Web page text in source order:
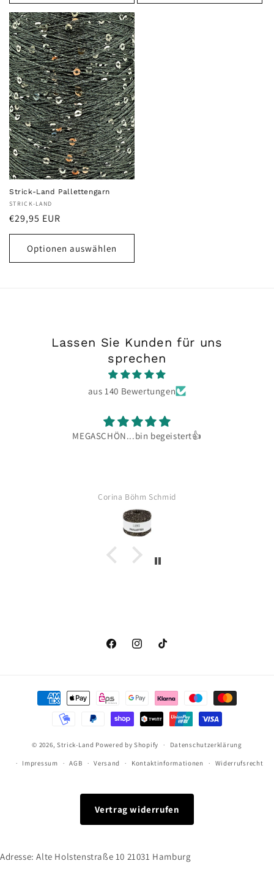
Strick-Land Pallettengarn
Anbieter:
STRICK-LAND
Normaler
Preis
€29,95 EUR
Optionen auswählen
Lassen Sie Kunden für uns
sprechen
aus 140 Bewertungen
MEGASCHÖN...bin begeistert👍
Corina Böhm Schmid
FacebookInstagramTikTok
Zahlungsmethoden
© 2026, Strick-Land Powered by Shopify Datenschutzerklärung
Impressum AGB Versand Kontaktinformationen Widerrufsrecht
Vertrag widerrufen
Adresse: Alte Holstenstraße 10 21031 Hamburg